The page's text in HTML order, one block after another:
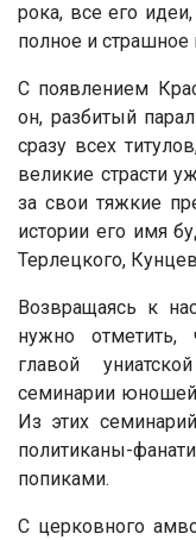
рока, все его
полное и страшное
С появлением
он, разбитый
сразу всех
великие страсти
за свои тяжкие
истории его имя
Терлецкого,
Возвращаясь к
нужно отметить,
главой
семинарии юношей
Из этих
политиканы-
попиками.
С церковного